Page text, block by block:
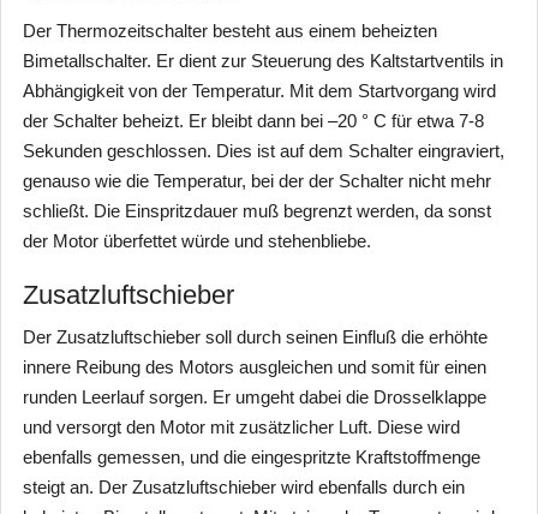
Der Thermozeitschalter besteht aus einem beheizten
Bimetallschalter. Er dient zur Steuerung des Kaltstartventils in
Abhängigkeit von der Temperatur. Mit dem Startvorgang wird
der Schalter beheizt. Er bleibt dann bei –20 ° C für etwa 7-8
Sekunden geschlossen. Dies ist auf dem Schalter eingraviert,
genauso wie die Temperatur, bei der der Schalter nicht mehr
schließt. Die Einspritzdauer muß begrenzt werden, da sonst
der Motor überfettet würde und stehenbliebe.
Zusatzluftschieber
Der Zusatzluftschieber soll durch seinen Einfluß die erhöhte
innere Reibung des Motors ausgleichen und somit für einen
runden Leerlauf sorgen. Er umgeht dabei die Drosselklappe
und versorgt den Motor mit zusätzlicher Luft. Diese wird
ebenfalls gemessen, und die eingespritzte Kraftstoffmenge
steigt an. Der Zusatzluftschieber wird ebenfalls durch ein